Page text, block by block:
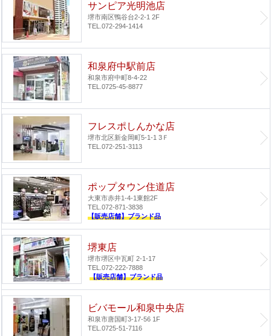
サンピア光明池店
堺市南区鴨谷台2-2-1 2F
TEL.072-294-1414
和泉府中駅前店
和泉市府中町8-4-22
TEL.0725-45-8877
フレスポしんかな店
堺市北区新金岡町5-1-1 3Ｆ
TEL.072-251-3113
ポップタウン住道店
大東市赤井1-4-1 東館2F
TEL.072-871-3838
【販売店舗】ブランド品
堺東店
堺市堺区中瓦町 2-1-17
TEL.072-222-7888
【販売店舗】ブランド品
ビバモール和泉中央店
和泉市唐国町3-17-56 1F
TEL.0725-51-7116